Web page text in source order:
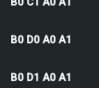
B0 D0 A0 A1
B0 D1 A0 A1